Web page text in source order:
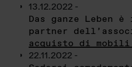
13.12.2022 -
Das ganze Leben
partner
acquisto di mobili
22.11.2022 -